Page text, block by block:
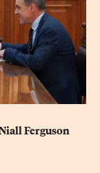
Ferguson